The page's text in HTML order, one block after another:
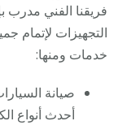
فريقنا الفني مدرب
التجهيزات لإتمام
خدمات ومنها:
صيانة
أحدث أنواع